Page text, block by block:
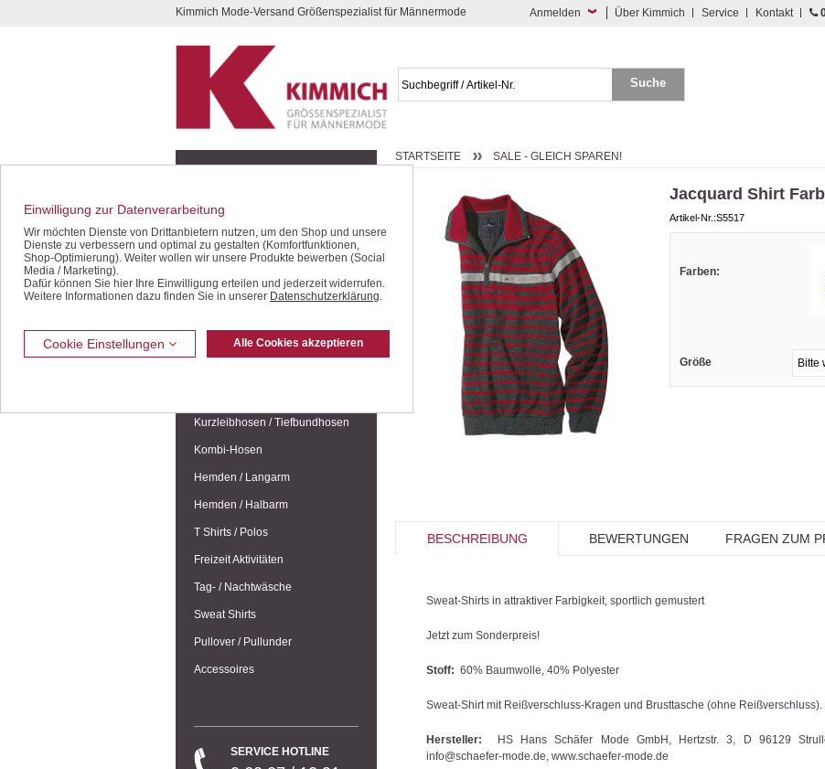
Kompletten Head der Seite überspringenKimmich Mode-Versand Größenspezialist für Männermode Anmelden Über Kimmich Service Kontakt
Schnäppchen / SALE
Jacken / Blousons
Sakkos / Janker
Anzüge / Baukasten
Jeans / Denim
Kurzleibhosen / Tiefbundhosen
Kombi-Hosen
Hemden / Langarm
Hemden / Halbarm
T Shirts / Polos
Freizeit Aktivitäten
Tag- / Nachtwäsche
Sweat Shirts
Pullover / Pullunder
Accessoires
SERVICE HOTLINE
STARTSEITE SALE - GLEICH SPAREN!
Jacquard Shirt
Artikel-Nr.:S5517
Farben:
Größe
BESCHREIBUNG BEWERTUNGEN FRAGEN ZUM
Sweat-Shirts in attraktiver Farbigkeit, sportlich gemustert
Jetzt zum Sonderpreis!
Stoff: 60% Baumwolle, 40% Polyester
Sweat-Shirt mit Reißverschluss-Kragen und Brusttasche (ohne Reißverschluss).
Hersteller: HS Hans Schäfer Mode GmbH, Hertzstr. 3, D 96129
info@schaefer-mode.de, www.schaefer-mode.de
Einwilligung zur Datenverarbeitung
Wir möchten Dienste von Drittanbietern nutzen, um den Shop und unsere
Dienste zu verbessern und optimal zu gestalten (Komfortfunktionen,
Shop-Optimierung). Weiter wollen wir unsere Produkte bewerben (Social
Media / Marketing).
Dafür können Sie hier Ihre Einwilligung erteilen und jederzeit widerrufen.
Weitere Informationen dazu finden Sie in unserer Datenschutzerklärung.
Cookie Einstellungen Alle Cookies akzeptieren